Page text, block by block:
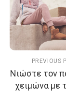
PREVIOUS
Νιώστε τον
χειμώνα με